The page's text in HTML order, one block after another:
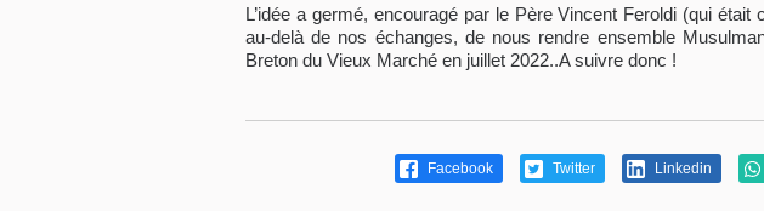
L’idée a germé, encouragé par le Père Vincent Feroldi (qui était
au-delà de nos échanges, de nous rendre ensemble
Breton du Vieux Marché en juillet 2022..A suivre donc !
Facebook Twitter Linkedin